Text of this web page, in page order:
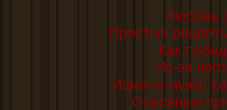
Любовь
Простые
Как
Из-за
Измена мужа:
Основные